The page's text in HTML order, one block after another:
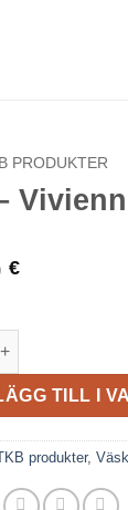
PRODUKTER
€
bag L mängd
TILL I
produkter,